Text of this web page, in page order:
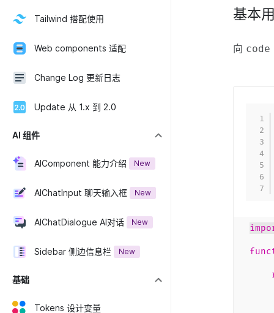
Tailwind 搭配使用
Web components 适配
Change Log 更新日志
Update 从 1.x 到 2.0
AI 组件
AIComponent 能力介绍 New
AIChatInput 聊天输入框 New
AIChatDialogue AI对话 New
Sidebar 侧边信息栏 New
基础
Tokens 设计变量
基本
向 code